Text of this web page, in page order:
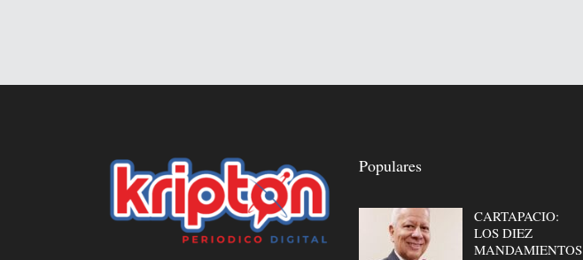
Populares
CARTAPACIO:
LOS DIEZ
MANDAMIENTOS